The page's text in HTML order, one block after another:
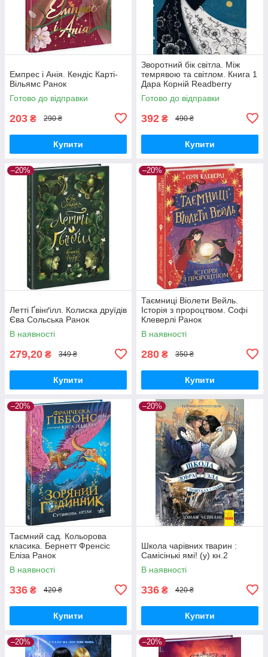
Емпрес і Анія. Кендіс Карті-
Вільямс Ранок
Готово до відправки
203 ₴ 290 ₴
Купити
Зворотний бік світла. Між
темрявою та світлом. Книга 1
Дара Корній Readberry
Готово до відправки
392 ₴ 490 ₴
Купити
–20%
Летті Ґвінґілл. Колиска друїдів
Єва Сольська Ранок
В наявності
279,20 ₴ 349 ₴
Купити
–20%
Таємниці Віолети Вейль.
Історія з пророцтвом. Софі
Клеверлі Ранок
В наявності
280 ₴ 350 ₴
Купити
–20%
Таємний сад. Кольорова
класика. Бернетт Френсіс
Еліза Ранок
В наявності
336 ₴ 420 ₴
Купити
–20%
Школа чарівних тварин :
Самісінькі ямі! (у) кн.2
В наявності
336 ₴ 420 ₴
Купити
–20% –20%